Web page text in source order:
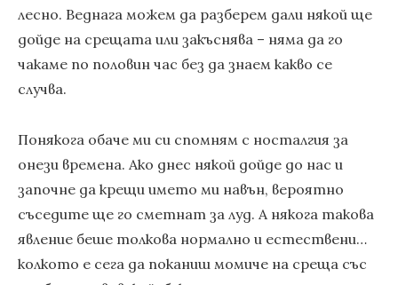
лесно. Веднага можем да разберем дали някой ще
дойде на срещата или закъснява – няма да го
чакаме по половин час без да знаем какво се
случва.
Понякога обаче ми си спомням с носталгия за
онези времена. Ако днес някой дойде до нас и
започне да крещи името ми навън, вероятно
съседите ще го сметнат за луд. А някога такова
явление беше толкова нормално и естествени…
колкото е сега да поканиш момиче на среща със